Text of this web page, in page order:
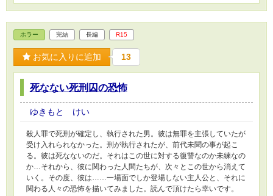
ホラー 完結 長編 R15
お気に入りに追加 13
死なない死刑囚の恐怖
ゆきもと けい
殺人罪で死刑が確定し、執行された男。彼は無罪を主張していたが
受け入れられなかった。刑が執行されたが、前代未聞の事が起こ
る。彼は死なないのだ。それはこの世に対する復讐なのか未練なの
か…それから、彼に関わった人間たちが、次々とこの世から消えて
いく。その度、彼は……一場面でしか登場しない主人公と、それに
関わる人々の恐怖を描いてみました。読んで頂けたら幸いです。